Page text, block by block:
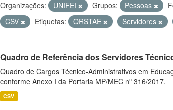
Organizações: UNIFEI Grupos: Pessoas
CSV
Etiquetas: QRSTAE Servidores
Quadro de Referência dos Servidores
Quadro de Cargos Técnico-Administrativos em
conforme Anexo I da Portaria MP/MEC nº 316/2017.
CSV